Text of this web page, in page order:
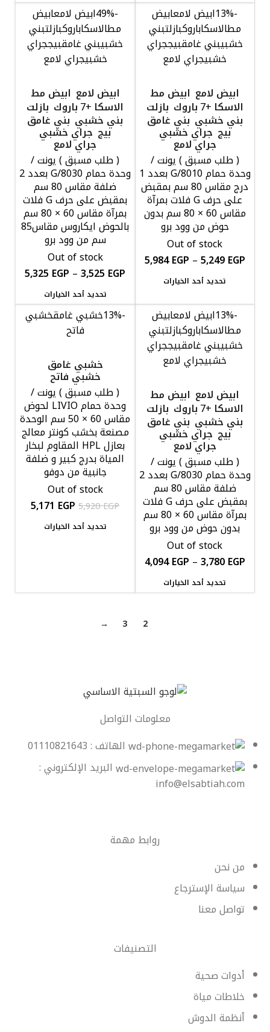
-13% ابيض لامعابيض
مطالاسكاباروكبازلتبني
خشبيبني غامقبيججراي
خشبيجراي لامع
ابيض لامع ابيض مط
الاسكا +7 باروك بازلت
بني خشبي بني غامق
بيج جراي خشبي
جراي لامع
( طلب مسبق ) يونت /
وحدة حمام G/8010 بعدد 1
درج مقاس 80 سم بمقبض
على حرف G فلات بمرآة
مقاس 60 × 80 سم بدون
حوض من وود برو
Out of stock
5,249EGP
–
5,984EGP
تحديد أحد الخيارات
-49% ابيض لامعابيض
مطالاسكاباروكبازلتبني
خشبيبني غامقبيججراي
خشبيجراي لامع
ابيض لامع ابيض مط
الاسكا +7 باروك بازلت
بني خشبي بني غامق
بيج جراي خشبي
جراي لامع
( طلب مسبق ) يونت /
وحدة حمام G/8030 بعدد 2
ضلفة مقاس 80 سم
بمقبض على حرف G فلات
بمرآة مقاس 60 × 80 سم
بالحوض ايكاروس مقاس85
سم من وود برو
Out of stock
3,525 EGP
–
5,325 EGP
تحديد أحد الخيارات
-13% ابيض لامعابيض
مطالاسكاباروكبازلتبني
خشبيبني غامقبيججراي
خشبيجراي لامع
ابيض لامع ابيض مط
الاسكا +7 باروك بازلت
بني خشبي بني غامق
بيج جراي خشبي
جراي لامع
( طلب مسبق ) يونت /
وحدة حمام G/8030 بعدد 2
ضلفة مقاس 80 سم
بمقبض على حرف G فلات
بمرآة مقاس 60 × 80 سم
بدون حوض من وود برو
Out of stock
3,780EGP
–
4,094EGP
تحديد أحد الخيارات
-13% خشبي غامقخشبي
فاتح
خشبي غامق
خشبي فاتح
( طلب مسبق ) يونت /
وحدة حمام LIVIO لحوض
مقاس 60 × 50 سم الوحدة
مصنعة بخشب كونتر معالج
بعازل HPL المقاوم لبخار
المياة بدرج كبير و ضلفة
جانبية من دوفو
Out of stock
5,920EGP
5,171 EGP
تحديد أحد الخيارات
2
3
→
معلومات التواصل
الهاتف : 01110821643
البريد الإلكتروني :
info@elsabtiah.com
روابط مهمة
من نحن
سياسة الإسترجاع
تواصل معنا
التصنيفات
أدوات صحية
خلاطات مياة
أنظمة الدوش